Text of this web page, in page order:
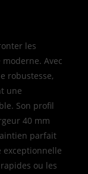
les
Avec
robustesse,
une
Son profil
40 mm
parfait
exceptionnelle
ou les